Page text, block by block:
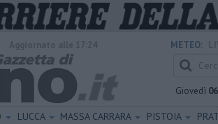
METEO:
Giovedì
LUCCA MASSA CARRARA PISTOIA